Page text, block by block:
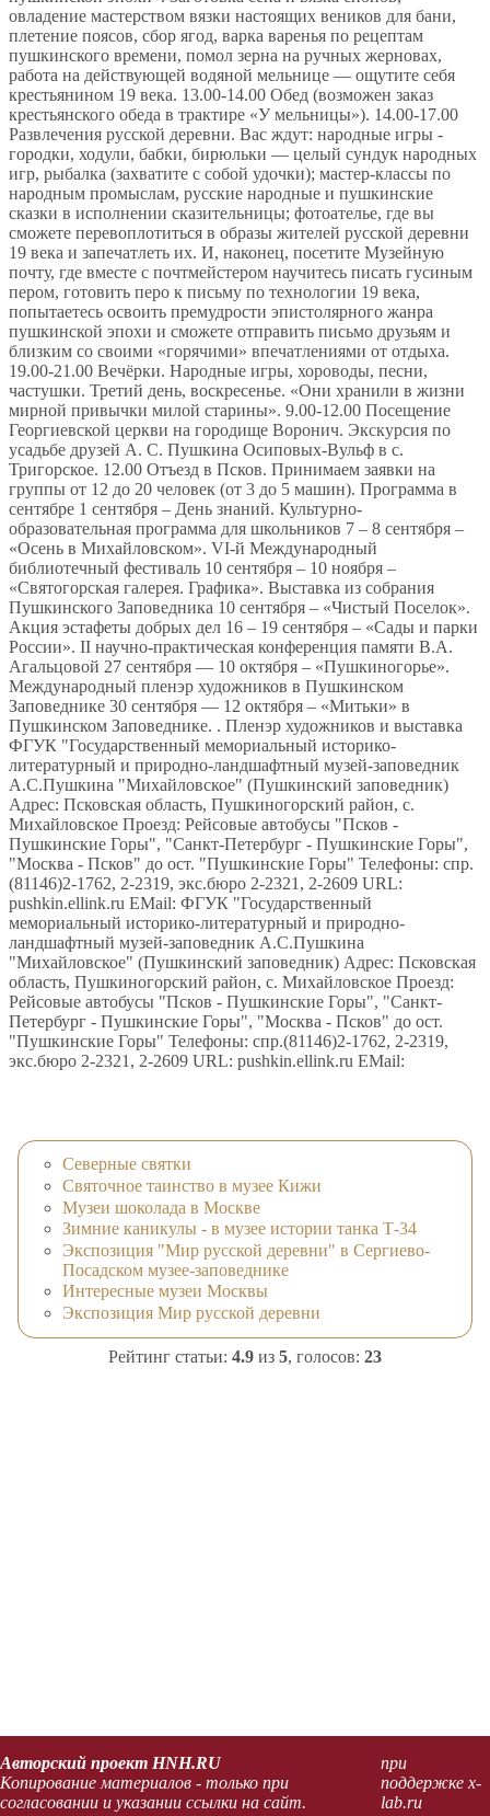
овладение мастерством вязки настоящих веников для бани,
плетение поясов, сбор ягод, варка варенья по рецептам
пушкинского времени, помол зерна на ручных жерновах,
работа на действующей водяной мельнице — ощутите себя
крестьянином 19 века. 13.00-14.00 Обед (возможен заказ
крестьянского обеда в трактире «У мельницы»). 14.00-17.00
Развлечения русской деревни. Вас ждут: народные игры -
городки, ходули, бабки, бирюльки — целый сундук народных
игр, рыбалка (захватите с собой удочки); мастер-классы по
народным промыслам, русские народные и пушкинские
сказки в исполнении сказительницы; фотоателье, где вы
сможете перевоплотиться в образы жителей русской деревни
19 века и запечатлеть их. И, наконец, посетите Музейную
почту, где вместе с почтмейстером научитесь писать гусиным
пером, готовить перо к письму по технологии 19 века,
попытаетесь освоить премудрости эпистолярного жанра
пушкинской эпохи и сможете отправить письмо друзьям и
близким со своими «горячими» впечатлениями от отдыха.
19.00-21.00 Вечёрки. Народные игры, хороводы, песни,
частушки. Третий день, воскресенье. «Они хранили в жизни
мирной привычки милой старины». 9.00-12.00 Посещение
Георгиевской церкви на городище Воронич. Экскурсия по
усадьбе друзей А. С. Пушкина Осиповых-Вульф в с.
Тригорское. 12.00 Отъезд в Псков. Принимаем заявки на
группы от 12 до 20 человек (от 3 до 5 машин). Программа в
сентябре 1 сентября – День знаний. Культурно-
образовательная программа для школьников 7 – 8 сентября –
«Осень в Михайловском». VI-й Международный
библиотечный фестиваль 10 сентября – 10 ноября –
«Святогорская галерея. Графика». Выставка из собрания
Пушкинского Заповедника 10 сентября – «Чистый Поселок».
Акция эстафеты добрых дел 16 – 19 сентября – «Сады и парки
России». II научно-практическая конференция памяти В.А.
Агальцовой 27 сентября — 10 октября – «Пушкиногорье».
Международный пленэр художников в Пушкинском
Заповеднике 30 сентября — 12 октября – «Митьки» в
Пушкинском Заповеднике. . Пленэр художников и выставка
ФГУК "Государственный мемориальный историко-
литературный и природно-ландшафтный музей-заповедник
А.С.Пушкина "Михайловское" (Пушкинский заповедник)
Адрес: Псковская область, Пушкиногорский район, с.
Михайловское Проезд: Рейсовые автобусы "Псков -
Пушкинские Горы", "Санкт-Петербург - Пушкинские Горы",
"Москва - Псков" до ост. "Пушкинские Горы" Телефоны: спр.
(81146)2-1762, 2-2319, экс.бюро 2-2321, 2-2609 URL:
pushkin.ellink.ru EMail: ФГУК "Государственный
мемориальный историко-литературный и природно-
ландшафтный музей-заповедник А.С.Пушкина
"Михайловское" (Пушкинский заповедник) Адрес: Псковская
область, Пушкиногорский район, с. Михайловское Проезд:
Рейсовые автобусы "Псков - Пушкинские Горы", "Санкт-
Петербург - Пушкинские Горы", "Москва - Псков" до ост.
"Пушкинские Горы" Телефоны: спр.(81146)2-1762, 2-2319,
экс.бюро 2-2321, 2-2609 URL: pushkin.ellink.ru EMail:
Северные святки
Святочное таинство в музее Кижи
Музеи шоколада в Москве
Зимние каникулы - в музее истории танка Т-34
Экспозиция "Мир русской деревни" в Сергиево-
Посадском музее-заповеднике
Интересные музеи Москвы
Экспозиция Мир русской деревни
Рейтинг статьи: 4.9 из 5, голосов: 23
Авторский проект HNH.RU
Копирование материалов - только при
согласовании и указании ссылки на сайт.
при
поддержке x-
lab.ru